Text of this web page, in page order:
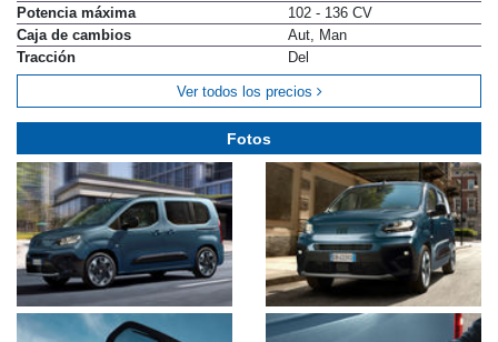
Potencia máxima
102 - 136 CV
Caja de cambios
Aut, Man
Tracción
Del
Ver todos los precios
Fotos